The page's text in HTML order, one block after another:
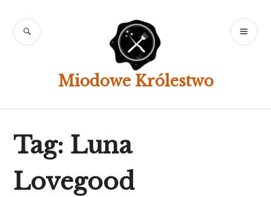
content
Miodowe Królestwo
SEARCH
Tag: Luna
Lovegood